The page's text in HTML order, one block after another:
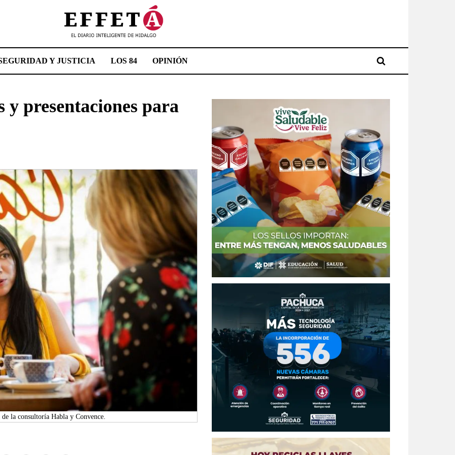
Y JUSTICIA LOS 84 OPINIÓN
y presentaciones para
la consultoría Habla y Convence.